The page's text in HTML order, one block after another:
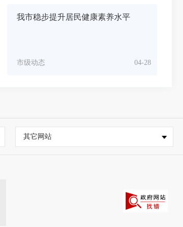
我市稳步提升居民健康素养水平
04-28
市级动态
其它网站